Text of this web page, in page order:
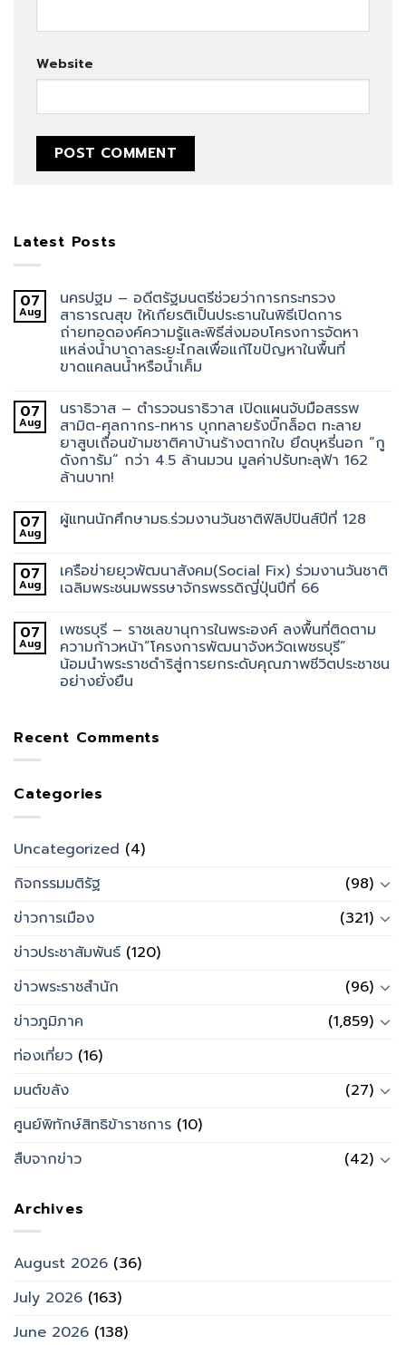
Website
Latest Posts
07
Aug
นครปฐม – อดีตรัฐมนตรีช่วยว่าการกระทรวง
สาธารณสุข ให้เกียรติเป็นประธานในพิธีเปิดการ
ถ่ายทอดองค์ความรู้และพิธีส่งมอบโครงการจัดหา
แหล่งน้ำบาดาลระยะไกลเพื่อแก้ไขปัญหาในพื้นที่
ขาดแคลนน้ำหรือน้ำเค็ม
07
Aug
นราธิวาส – ตำรวจนราธิวาส เปิดแผนจับมือสรรพ
สามิต-ศุลกากร-ทหาร บุกทลายรังบิ๊กล็อต ทะลาย
ยาสูบเถื่อนข้ามชาติคาบ้านร้างตากใบ ยึดบุหรี่นอก “กู
ดังการัม” กว่า 4.5 ล้านมวน มูลค่าปรับทะลุฟ้า 162
ล้านบาท!
07
Aug
ผู้แทนนักศึกษามธ.ร่วมงานวันชาติฟิลิปปินส์ปีที่ 128
07
Aug
เครือข่ายยุวพัฒนาสังคม(Social Fix) ร่วมงานวันชาติ
เฉลิมพระชนมพรรษาจักรพรรดิญี่ปุ่นปีที่ 66
07
Aug
เพชรบุรี – ราชเลขานุการในพระองค์ ลงพื้นที่ติดตาม
ความก้าวหน้า”โครงการพัฒนาจังหวัดเพชรบุรี”
น้อมนำพระราชดำริสู่การยกระดับคุณภาพชีวิตประชาชน
อย่างยั่งยืน
Recent Comments
Categories
Uncategorized (4)
กิจกรรมมติรัฐ
(98)
ข่าวการเมือง
(321)
ข่าวประชาสัมพันธ์ (120)
ข่าวพระราชสำนัก
(96)
ข่าวภูมิภาค
(1,859)
ท่องเที่ยว (16)
มนต์ขลัง
(27)
ศูนย์พิทักษ์สิทธิข้าราชการ (10)
สืบจากข่าว
(42)
Archives
August 2026 (36)
July 2026 (163)
June 2026 (138)